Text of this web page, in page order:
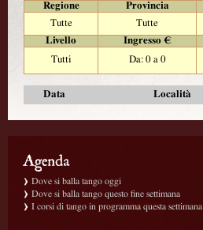
Regione
Provincia
Tutte
Tutte
Livello
Ingresso €
Tutti
Da: 0 a 0
Data Località
Dove si balla tango oggi
Dove si balla tango questo fine settimana
I corsi di tango in programma questa settimana